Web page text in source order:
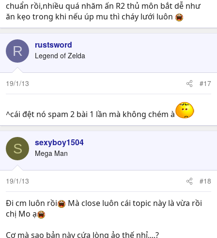
chuẩn rồi,nhiều quá nhăm ấn R2 thủ môn bắt dễ như
ăn kẹo trong khi nếu úp mu thì cháy lưới luôn
R rustsword
Legend of Zelda
19/1/13 #17
^cái đệt nó spam 2 bài 1 lần mà không chém à
S sexyboy1504
Mega Man
19/1/13 #18
Đi cm luôn rồi
Mà close luôn cái topic này là vừa rồi
chị Mo ạ
Cơ mà sao bản này cứa lòng ảo thế nhỉ....?